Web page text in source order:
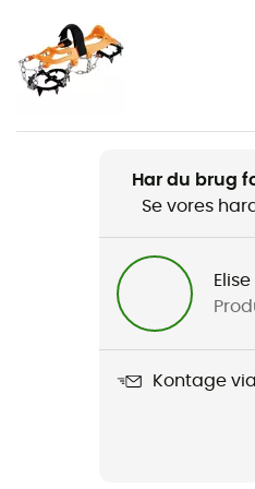
Vægt
515 g
Produkt
Har du brug
Se vores
Elise
Kontage